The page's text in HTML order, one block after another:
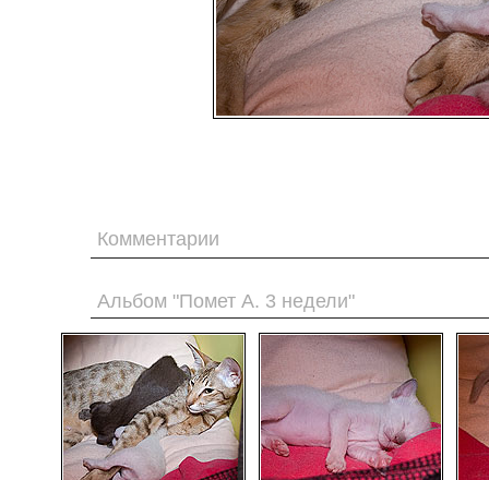
Комментарии
Альбом "Помет А. 3 недели"